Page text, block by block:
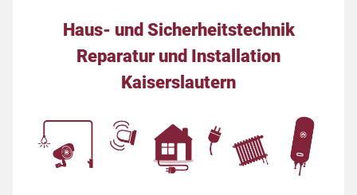
Haus- und Sicherheitstechnik
Reparatur und Installation
Kaiserslautern